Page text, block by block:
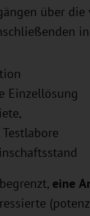
über
Einzellösung
eine